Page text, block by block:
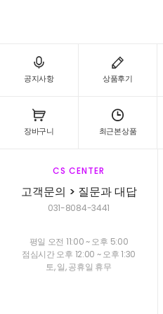
공지사항 상품후기
장바구니 최근본상품
CS CENTER
고객문의 > 질문과 대답
031-8084-3441
평일 오전 11:00 ~ 오후 5:00
점심시간 오후 12:00 ~ 오후 1:30
토, 일, 공휴일 휴무